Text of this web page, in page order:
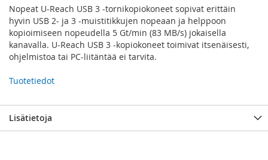
Nopeat U-Reach USB 3 -tornikopiokoneet sopivat erittäin
hyvin USB 2- ja 3 -muistitikkujen nopeaan ja helppoon
kopioimiseen nopeudella 5 Gt/min (83 MB/s) jokaisella
kanavalla. U-Reach USB 3 -kopiokoneet toimivat itsenäisesti,
ohjelmistoa tai PC-liitäntää ei tarvita.
Tuotetiedot
Lisätietoja